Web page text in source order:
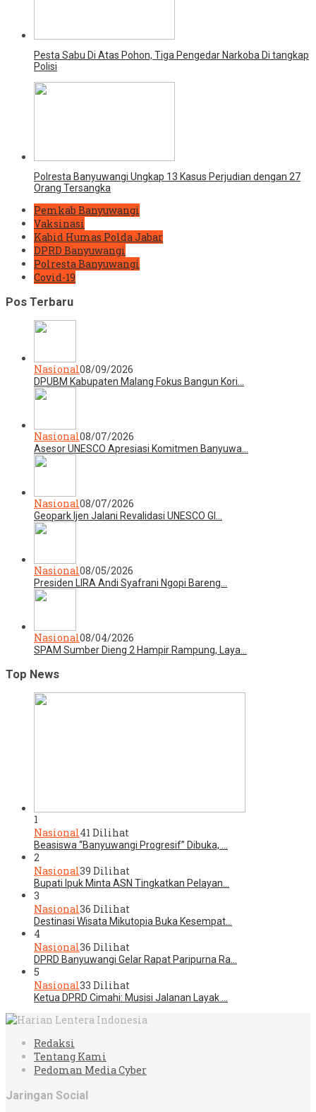
Pesta Sabu Di Atas Pohon, Tiga Pengedar Narkoba Di tangkap
Polisi
Polresta Banyuwangi Ungkap 13 Kasus Perjudian dengan 27
Orang Tersangka
Pemkab Banyuwangi
Vaksinasi
Kabid Humas Polda Jabar
DPRD Banyuwangi
Polresta Banyuwangi
Covid-19
Pos Terbaru
Nasional08/09/2026
DPUBM Kabupaten Malang Fokus Bangun Kori…
Nasional08/07/2026
Asesor UNESCO Apresiasi Komitmen Banyuwa…
Nasional08/07/2026
Geopark Ijen Jalani Revalidasi UNESCO Gl…
Nasional08/05/2026
Presiden LIRA Andi Syafrani Ngopi Bareng…
Nasional08/04/2026
SPAM Sumber Dieng 2 Hampir Rampung, Laya…
Top News
1
Nasional41 Dilihat
Beasiswa “Banyuwangi Progresif” Dibuka, …
2
Nasional39 Dilihat
Bupati Ipuk Minta ASN Tingkatkan Pelayan…
3
Nasional36 Dilihat
Destinasi Wisata Mikutopia Buka Kesempat…
4
Nasional36 Dilihat
DPRD Banyuwangi Gelar Rapat Paripurna Ra…
5
Nasional33 Dilihat
Ketua DPRD Cimahi: Musisi Jalanan Layak …
Redaksi
Tentang Kami
Pedoman Media Cyber
Jaringan Social